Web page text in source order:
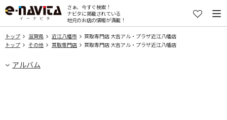
さぁ、今すぐ検索！
ナビタに掲載されている
地元のお店の情報が満載！
トップ 滋賀県 近江八幡市
買取専門店 大吉アル・プラザ近江八幡店
トップ
その他 買取専門店 買取専門店 大吉アル・プラザ近江八幡店
アルバム